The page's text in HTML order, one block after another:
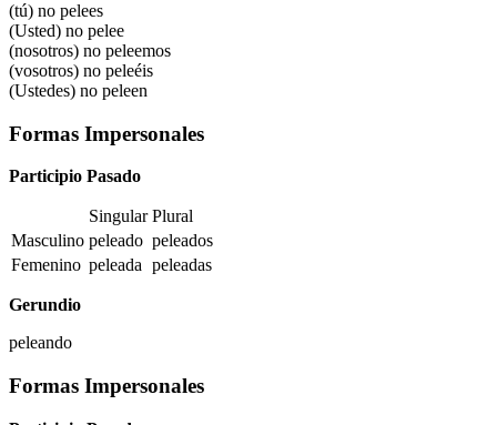
(tú) no pelees
(Usted) no pelee
(nosotros) no peleemos
(vosotros) no peleéis
(Ustedes) no peleen
Formas Impersonales
Participio Pasado
Singular Plural
Masculino peleado peleados
Femenino peleada peleadas
Gerundio
peleando
Formas Impersonales